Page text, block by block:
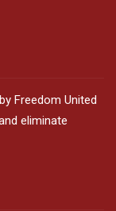
Freedom United
eliminate